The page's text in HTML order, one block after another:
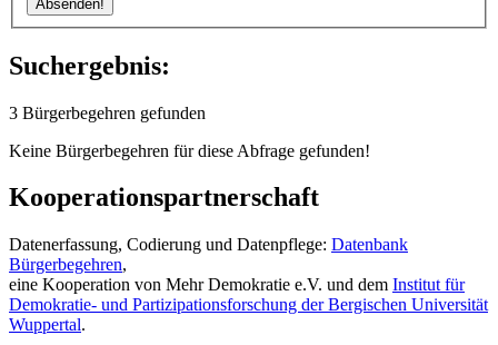
Suchergebnis:
3 Bürgerbegehren gefunden
Keine Bürgerbegehren für diese Abfrage gefunden!
Kooperationspartnerschaft
Datenerfassung, Codierung und Datenpflege: Datenbank
Bürgerbegehren,
eine Kooperation von Mehr Demokratie e.V. und dem Institut für
Demokratie- und Partizipationsforschung der Bergischen Universität
Wuppertal.